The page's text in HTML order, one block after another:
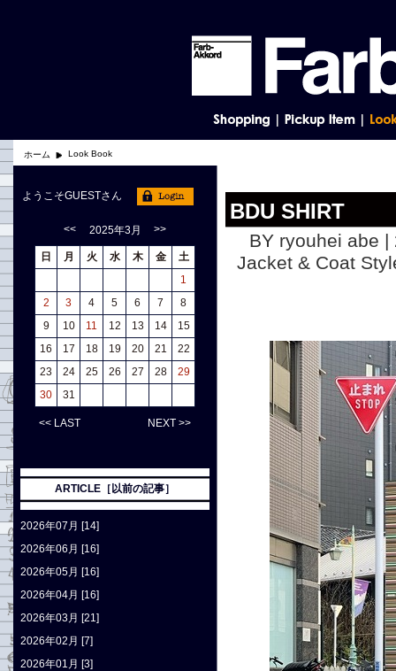
ホーム Look Book
BDU SHIRT
BY ryouhei abe
Jacket & Coat
ようこそGUESTさん
<< 2025年3月 >>
日 月 火 水 木 金
土
1
2
3 4 5 6 7
8
9
10 11 12 13 14
15
16
17 18 19 20 21
22
23
24 25 26 27 28
29
30
31
<< LAST NEXT >>
ARTICLE［以前の記事］
2026年07月 [14]
2026年06月 [16]
2026年05月 [16]
2026年04月 [16]
2026年03月 [21]
2026年02月 [7]
2026年01月 [3]